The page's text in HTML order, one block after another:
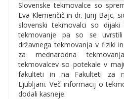
Slovenske tekmovalce so
Eva Klemenčič in dr. Jurij Bajc,
slovenski tekmovalci so dijaki
tekmovanje pa so se
državnega tekmovanja v fiziki
za mednarodna
tekmovalcev so potekale v
fakulteti in na Fakulteti za
Ljubljani. Več informacij o
dodali kasneje.